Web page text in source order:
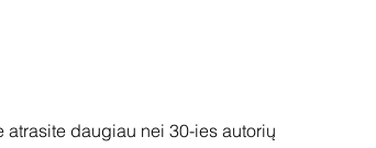
daugiau nei 30-ies autorių